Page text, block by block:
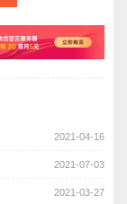
2021-04-16
2021-07-03
2021-03-27